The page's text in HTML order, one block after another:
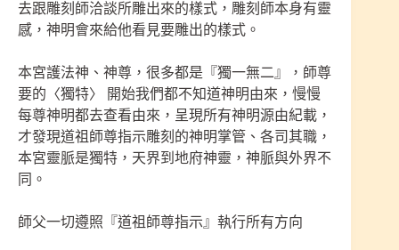
去跟雕刻師洽談所雕出來的樣式，雕刻師本身有靈
感，神明會來給他看見要雕出的樣式。
本宮護法神、神尊，很多都是『獨一無二』，師尊
要的〈獨特〉 開始我們都不知道神明由來，慢慢
每尊神明都去查看由來，呈現所有神明源由紀載，
才發現道祖師尊指示雕刻的神明掌管、各司其職，
本宮靈脈是獨特，天界到地府神靈，神脈與外界不
同。
師父一切遵照『道祖師尊指示』執行所有方向